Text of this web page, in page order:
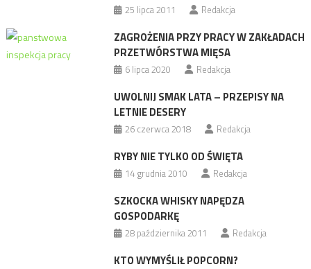
25 lipca 2011 Redakcja
ZAGROŻENIA PRZY PRACY W ZAKŁADACH
PRZETWÓRSTWA MIĘSA
6 lipca 2020 Redakcja
UWOLNIJ SMAK LATA – PRZEPISY NA
LETNIE DESERY
26 czerwca 2018 Redakcja
RYBY NIE TYLKO OD ŚWIĘTA
14 grudnia 2010 Redakcja
SZKOCKA WHISKY NAPĘDZA
GOSPODARKĘ
28 października 2011 Redakcja
KTO WYMYŚLIŁ POPCORN?